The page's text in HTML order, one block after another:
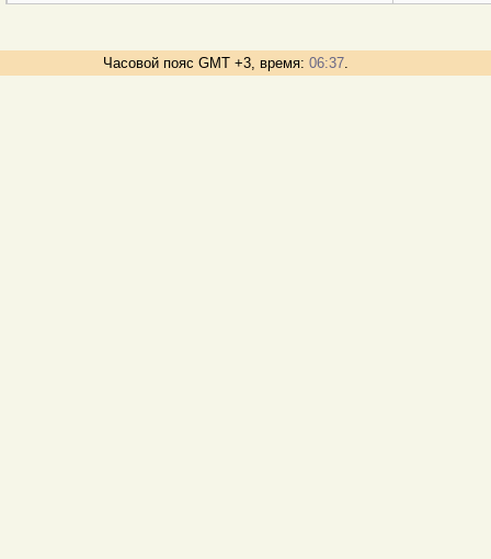
Часовой пояс GMT +3, время: 06:37.